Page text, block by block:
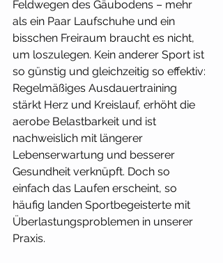
Feldwegen des Gäubodens – mehr
als ein Paar Laufschuhe und ein
bisschen Freiraum braucht es nicht,
um loszulegen. Kein anderer Sport ist
so günstig und gleichzeitig so effektiv:
Regelmäßiges Ausdauertraining
stärkt Herz und Kreislauf, erhöht die
aerobe Belastbarkeit und ist
nachweislich mit längerer
Lebenserwartung und besserer
Gesundheit verknüpft. Doch so
einfach das Laufen erscheint, so
häufig landen Sportbegeisterte mit
Überlastungsproblemen in unserer
Praxis.